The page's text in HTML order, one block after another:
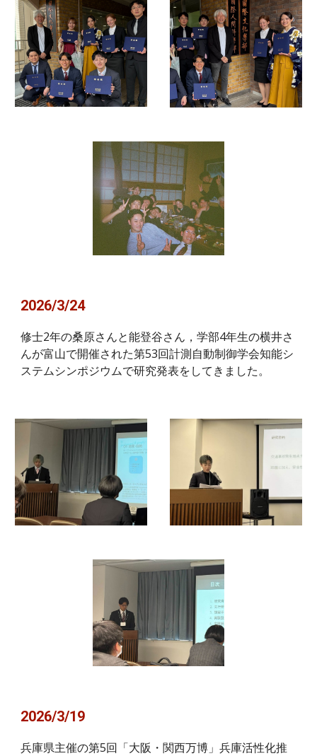
2026/3/24
修士2年の桑原さんと能登谷さん，学部4年生の横井さ
んが富山で開催された第53回計測自動制御学会知能シ
ステムシンポジウムで研究発表をしてきました。
2026/3/19
兵庫県主催の第5回「大阪・関西万博」兵庫活性化推